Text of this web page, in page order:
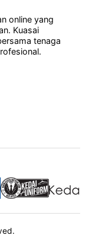
online yang
Kuasai
tenaga